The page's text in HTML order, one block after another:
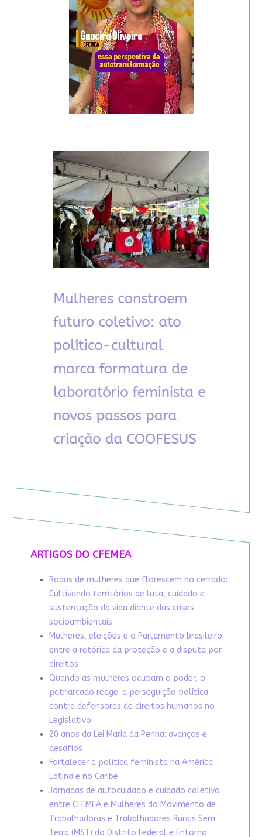
ARTIGOS DO CFEMEA
Rodas de mulheres que florescem no cerrado:
Cultivando territórios de luta, cuidado e
sustentação da vida diante das crises
socioambientais
Mulheres, eleições e o Parlamento brasileiro:
entre a retórica da proteção e a disputa por
direitos
Quando as mulheres ocupam o poder, o
patriarcado reage: a perseguição política
contra defensoras de direitos humanos no
Legislativo
20 anos da Lei Maria da Penha: avanços e
desafios
Fortalecer a política feminista na América
Latina e no Caribe
Jornadas de autocuidado e cuidado coletivo
entre CFEMEA e Mulheres do Movimento de
Trabalhadoras e Trabalhadores Rurais Sem
Terra (MST) do Distrito Federal e Entorno